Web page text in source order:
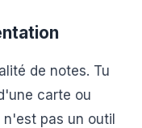
de notes. Tu
carte ou
pas un outil